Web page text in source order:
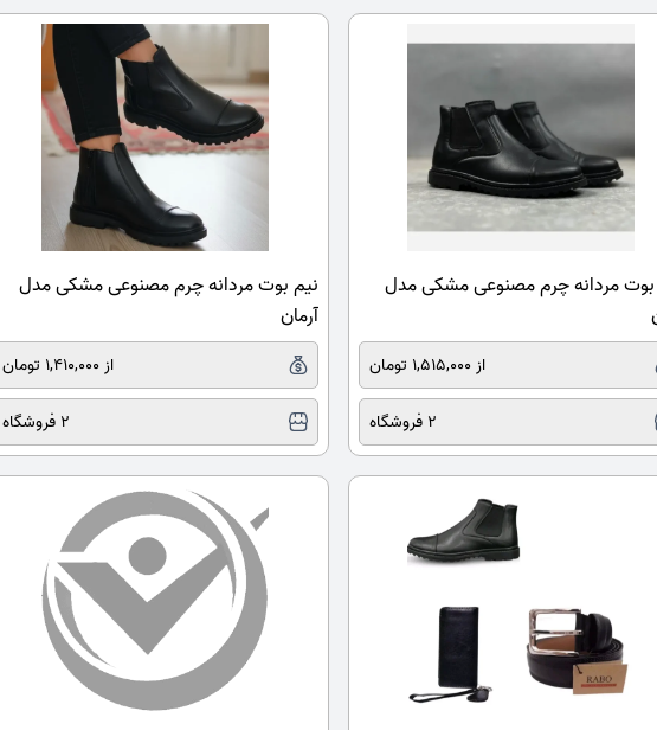
بوت مردانه چرم مصنوعی مشکی مدل
از 1,515,000 تومان
2 فروشگاه
نیم بوت مردانه چرم مصنوعی مشکی مدل
آرمان
از 1,410,000 تومان
2 فروشگاه